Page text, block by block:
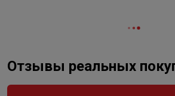
Отзывы реальных